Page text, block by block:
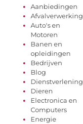
Aanbiedingen
Afvalverwerking
Auto's en
Motoren
Banen en
opleidingen
Bedrijven
Blog
Dienstverlening
Dieren
Electronica en
Computers
Energie